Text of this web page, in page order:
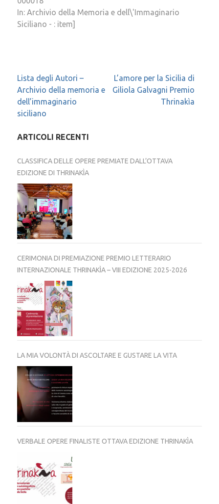
In: Archivio della Memoria e dell\'Immaginario
Siciliano - : item]
Navigazione
articoli
Lista degli Autori –
Archivio della memoria e
dell’immaginario
siciliano
L’amore per la Sicilia di
Giliola Galvagni Premio
Thrinakìa
ARTICOLI RECENTI
CLASSIFICA DELLE OPERE PREMIATE DALL’OTTAVA
EDIZIONE DI THRINAKÌA
CERIMONIA DI PREMIAZIONE PREMIO LETTERARIO
INTERNAZIONALE THRINAKÌA – VIII EDIZIONE 2025-2026
LA MIA VOLONTÀ DI ASCOLTARE E GUSTARE LA VITA
VERBALE OPERE FINALISTE OTTAVA EDIZIONE THRINAKÌA